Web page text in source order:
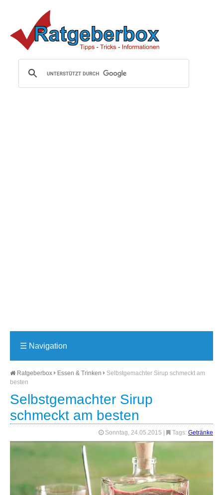
☰ Navigation
Ratgeberbox Essen & Trinken
Selbstgemachter Sirup schmeckt am
besten
Selbstgemachter Sirup
schmeckt am besten
Sonntag, 24.05.2015 Tags: Getränke